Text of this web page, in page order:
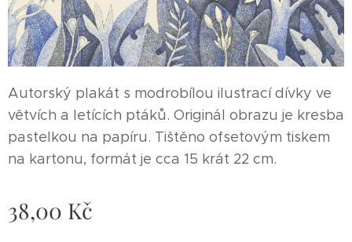
Autorský plakát s modrobílou ilustrací dívky ve
větvích a letících ptáků. Originál obrazu je kresba
pastelkou na papíru. Tištěno ofsetovým tiskem
na kartonu, formát je cca 15 krát 22 cm.
38,00 Kč